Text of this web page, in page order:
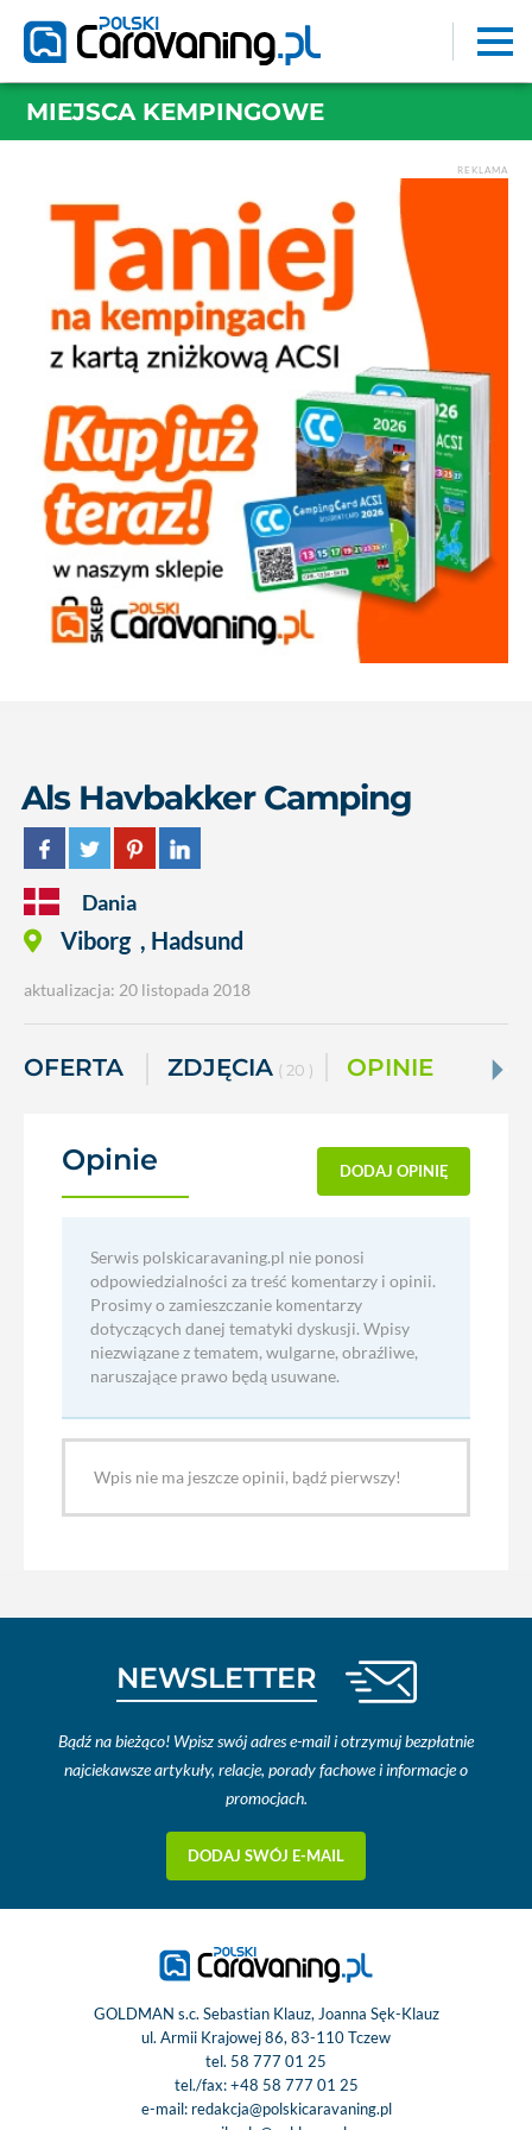
MIEJSCA KEMPINGOWE
REKLAMA
Als Havbakker Camping
Dania
Viborg , Hadsund
aktualizacja: 20 listopada 2018
OFERTA ZDJĘCIA ( 20 ) OPINIE
Opinie DODAJ OPINIĘ
Serwis polskicaravaning.pl nie ponosi
odpowiedzialności za treść komentarzy i opinii.
Prosimy o zamieszczanie komentarzy
dotyczących danej tematyki dyskusji. Wpisy
niezwiązane z tematem, wulgarne, obraźliwe,
naruszające prawo będą usuwane.
Wpis nie ma jeszcze opinii, bądź pierwszy!
NEWSLETTER
Bądź na bieżąco! Wpisz swój adres e-mail i otrzymuj bezpłatnie
najciekawsze artykuły, relacje, porady fachowe i informacje o
promocjach.
DODAJ SWÓJ E-MAIL
GOLDMAN s.c. Sebastian Klauz, Joanna Sęk-Klauz
ul. Armii Krajowej 86, 83-110 Tczew
tel. 58 777 01 25
tel./fax:+48 58 777 01 25
e-mail: redakcja@polskicaravaning.pl